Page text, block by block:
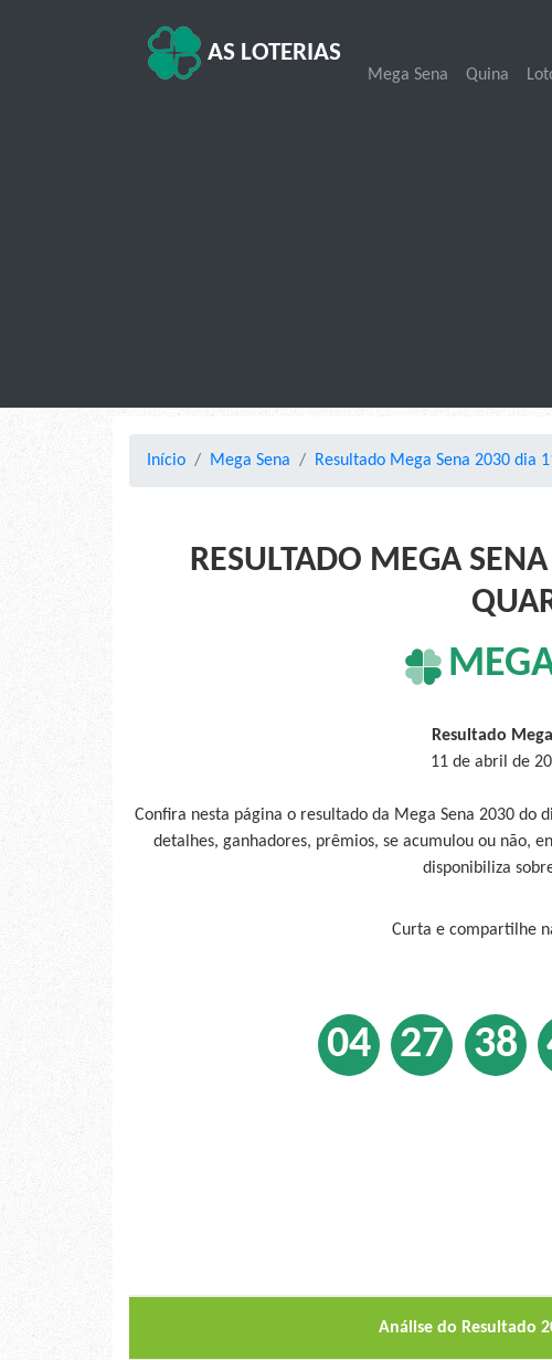
AS LOTERIAS
Mega Sena Quina
Início Mega Sena Resultado Mega Sena 2030 dia
RESULTADO MEGA
Resultado
11 de abril de
Confira nesta página o resultado da Mega Sena 2030 do
detalhes, ganhadores, prêmios, se acumulou ou não,
disponibiliza
Curta e compartilhe
04 27 38
Análise do Resultado